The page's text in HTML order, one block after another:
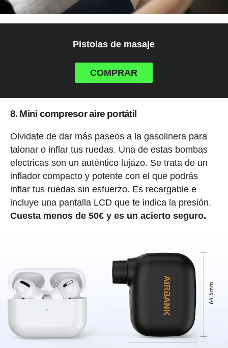
Pistolas de masaje
COMPRAR
8. Mini compresor aire portátil
Olvidate de dar más paseos a la gasolinera para
talonar o inflar tus ruedas. Una de estas bombas
electricas son un auténtico lujazo. Se trata de un
inflador compacto y potente con el que podrás
inflar tus ruedas sin esfuerzo. Es recargable e
incluye una pantalla LCD que te indica la presión.
Cuesta menos de 50€ y es un acierto seguro.